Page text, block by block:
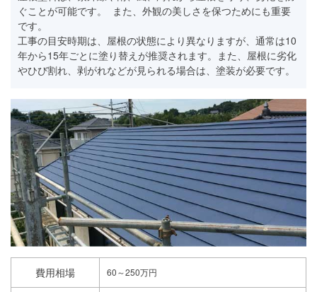
ぐことが可能です。 また、外観の美しさを保つためにも重要
です。
工事の目安時期は、屋根の状態により異なりますが、通常は10
年から15年ごとに塗り替えが推奨されます。また、屋根に劣化
やひび割れ、剥がれなどが見られる場合は、塗装が必要です。
費用相場 60～250万円